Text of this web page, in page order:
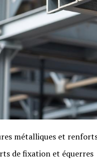
métalliques et
de fixation et équerres